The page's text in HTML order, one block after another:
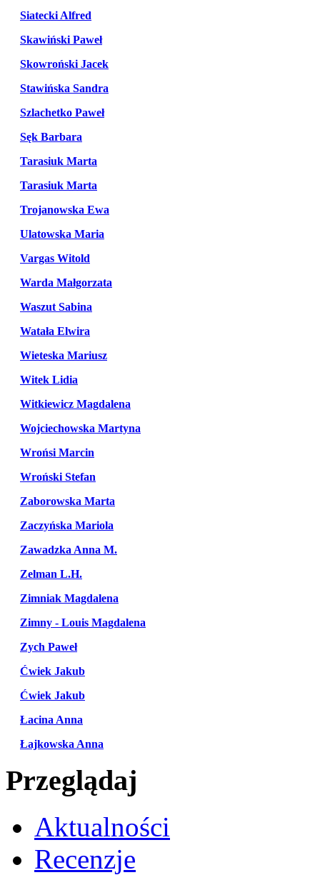
Siatecki Alfred
Skawiński Paweł
Skowroński Jacek
Stawińska Sandra
Szlachetko Paweł
Sęk Barbara
Tarasiuk Marta
Tarasiuk Marta
Trojanowska Ewa
Ulatowska Maria
Vargas Witold
Warda Małgorzata
Waszut Sabina
Watała Elwira
Wieteska Mariusz
Witek Lidia
Witkiewicz Magdalena
Wojciechowska Martyna
Wrońsi Marcin
Wroński Stefan
Zaborowska Marta
Zaczyńska Mariola
Zawadzka Anna M.
Zelman L.H.
Zimniak Magdalena
Zimny - Louis Magdalena
Zych Paweł
Ćwiek Jakub
Ćwiek Jakub
Łacina Anna
Łajkowska Anna
Przeglądaj
Aktualności
Recenzje